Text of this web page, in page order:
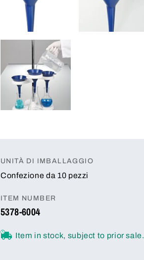
UNITÀ DI IMBALLAGGIO
Confezione da 10 pezzi
ITEM NUMBER
5378-6004
Item in stock, subject to prior sale.